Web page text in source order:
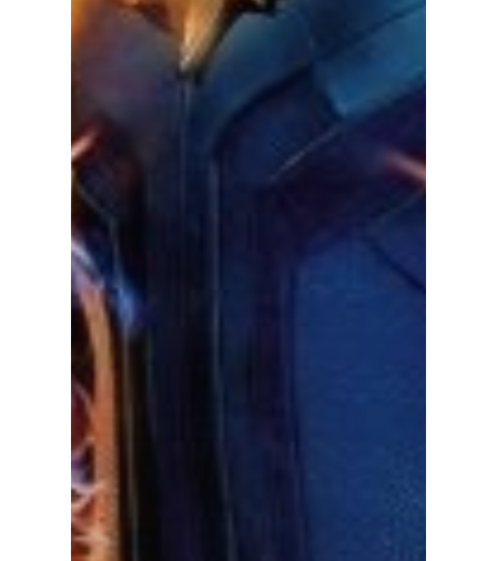
Главная
Услуги
Новости
Информация
Контакты